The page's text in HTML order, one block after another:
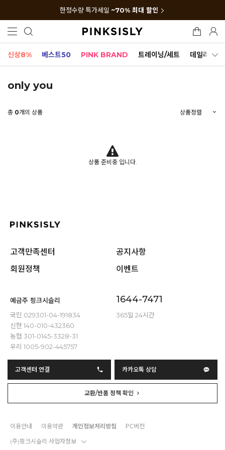
한정수량 특가세일 ~70% 최대 할인
신상8% 베스트50 PINK BRAND 트레이닝/세트 데일리세트
only you
총 0개의 상품
상품 준비중 입니다.
고객만족센터
공지사항
회원정책
이벤트
예금주 핑크시슬리
국민 029301-04-191834
신한 140-010-432360
농협 301-0145-3328-31
우리 1005-902-445757
1644-7471
365일 24시간
고객센터 연결 카카오톡 상담
교환/반품 정책 확인
이용안내 이용약관 개인정보처리방침 PC버전
(주)핑크시슬리 사업자정보